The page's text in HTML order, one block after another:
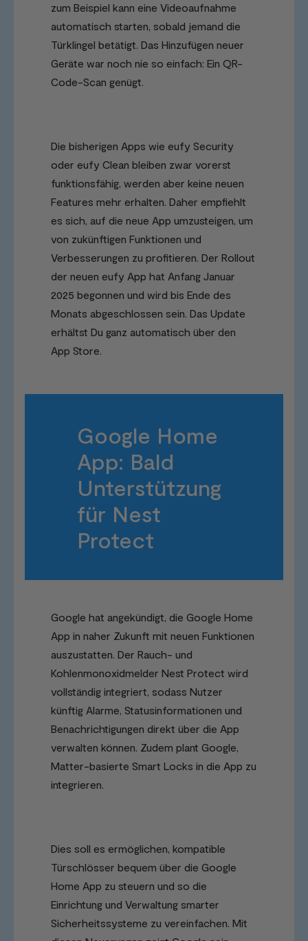
zum Beispiel kann eine Videoaufnahme
automatisch starten, sobald jemand die
Türklingel betätigt. Das Hinzufügen neuer
Geräte war noch nie so einfach: Ein QR-
Code-Scan genügt.
Die bisherigen Apps wie eufy Security
oder eufy Clean bleiben zwar vorerst
funktionsfähig, werden aber keine neuen
Features mehr erhalten. Daher empfiehlt
es sich, auf die neue App umzusteigen, um
von zukünftigen Funktionen und
Verbesserungen zu profitieren. Der Rollout
der neuen eufy App hat Anfang Januar
2025 begonnen und wird bis Ende des
Monats abgeschlossen sein. Das Update
erhältst Du ganz automatisch über den
App Store.
Google Home
App: Bald
Unterstützung
für Nest
Protect
Google hat angekündigt, die Google Home
App in naher Zukunft mit neuen Funktionen
auszustatten. Der Rauch- und
Kohlenmonoxidmelder Nest Protect wird
vollständig integriert, sodass Nutzer
künftig Alarme, Statusinformationen und
Benachrichtigungen direkt über die App
verwalten können. Zudem plant Google,
Matter-basierte Smart Locks in die App zu
integrieren.
Dies soll es ermöglichen, kompatible
Türschlösser bequem über die Google
Home App zu steuern und so die
Einrichtung und Verwaltung smarter
Sicherheitssysteme zu vereinfachen. Mit